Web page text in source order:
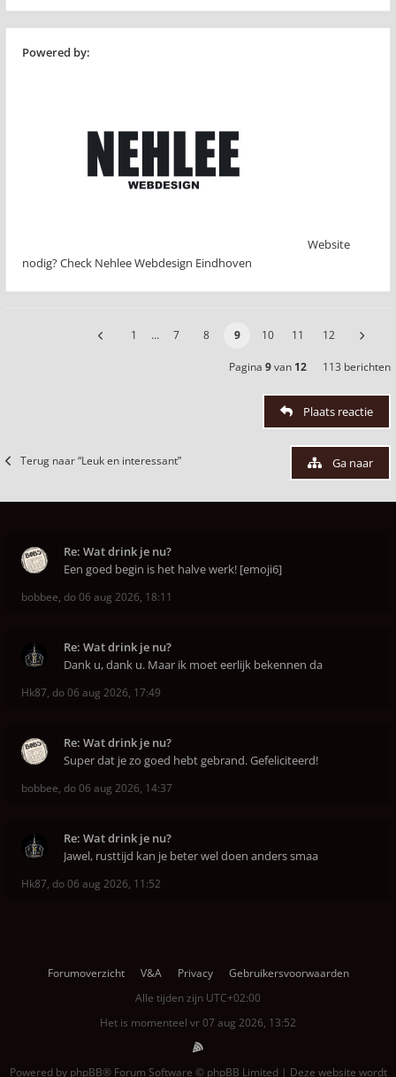
Powered by:
Website
nodig? Check Nehlee Webdesign Eindhoven
1 … 7 8 9 10 11 12
Pagina 9van 12 113 berichten
Plaats reactie
Terug naar “Leuk en interessant” Ga naar
Re: Wat drink je nu?
Een goed begin is het halve werk! [emoji6]
bobbee, do 06 aug 2026, 18:11
Re: Wat drink je nu?
Dank u, dank u. Maar ik moet eerlijk bekennen da
Hk87, do 06 aug 2026, 17:49
Re: Wat drink je nu?
Super dat je zo goed hebt gebrand. Gefeliciteerd!
bobbee, do 06 aug 2026, 14:37
Re: Wat drink je nu?
Jawel, rusttijd kan je beter wel doen anders smaa
Hk87, do 06 aug 2026, 11:52
Forumoverzicht V&A Privacy
Gebruikersvoorwaarden
Alle tijden zijn UTC+02:00
Het is momenteel vr 07 aug 2026, 13:52
Powered by phpBB® Forum Software © phpBB Limited | Deze website wordt